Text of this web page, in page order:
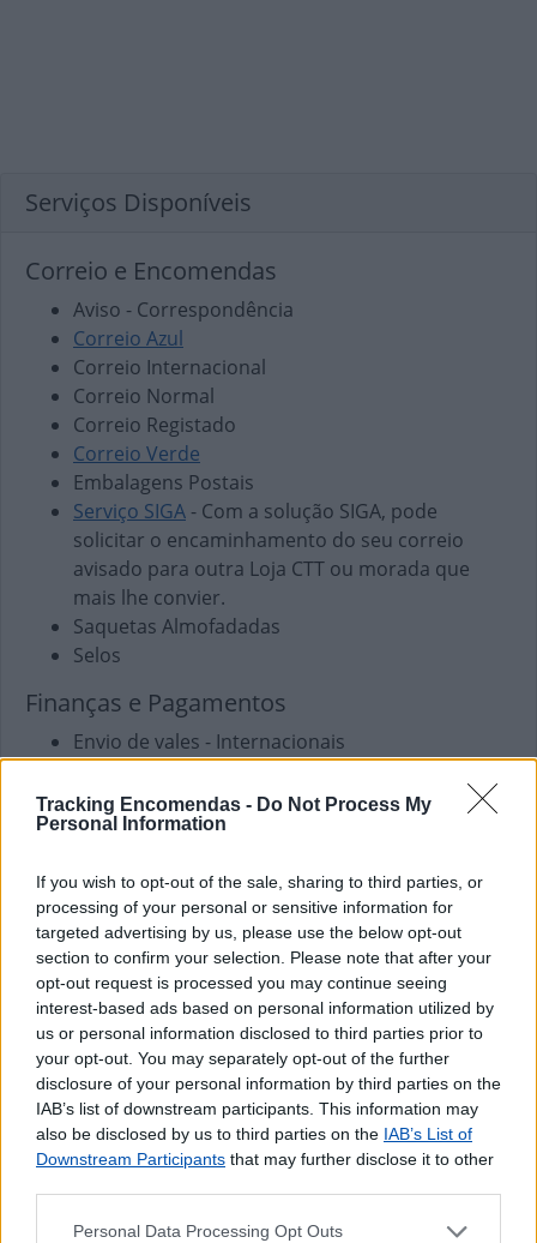
Tracking Encomendas - Do Not Process My
Personal Information
If you wish to opt-out of the sale, sharing to third parties, or
processing of your personal or sensitive information for
targeted advertising by us, please use the below opt-out
section to confirm your selection. Please note that after your
opt-out request is processed you may continue seeing
interest-based ads based on personal information utilized by
us or personal information disclosed to third parties prior to
your opt-out. You may separately opt-out of the further
disclosure of your personal information by third parties on the
IAB’s list of downstream participants. This information may
also be disclosed by us to third parties on the IAB’s List of
Downstream Participants that may further disclose it to other
Personal Data Processing Opt Outs
Serviços Disponíveis
Correio e Encomendas
Aviso - Correspondência
Correio Azul
Correio Internacional
Correio Normal
Correio Registado
Correio Verde
Embalagens Postais
Serviço SIGA - Com a solução SIGA, pode
solicitar o encaminhamento do seu correio
avisado para outra Loja CTT ou morada que
mais lhe convier.
Saquetas Almofadadas
Selos
Finanças e Pagamentos
Envio de vales - Internacionais
Pagamento de Faturas
Pagamento de Vales